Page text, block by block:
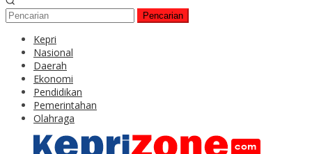
Pencarian
Kepri
Nasional
Daerah
Ekonomi
Pendidikan
Pemerintahan
Olahraga